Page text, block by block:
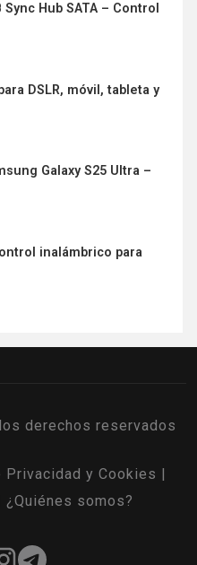
Hub SATA – Control
DSLR, móvil, tableta y
Galaxy S25 Ultra –
inalámbrico para
derechos reservados
Privacidad y Cookies
¿Quiénes somos?